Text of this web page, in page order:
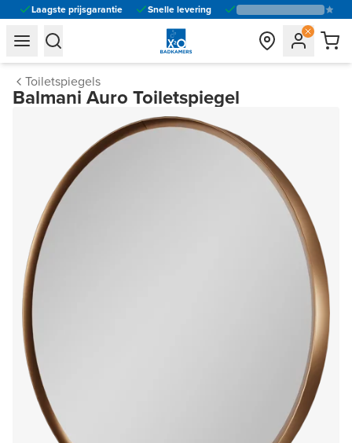
Laagste prijsgarantie Snelle levering
general.navigation.toggle_menu.label
general.navigation.toggle_menu.label
Toiletspiegels
Balmani Auro Toiletspiegel